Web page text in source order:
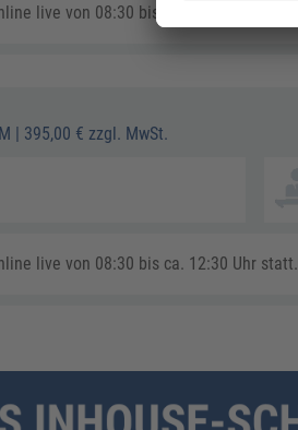
live von 08:30 bis ca. 12:30 Uhr statt.
| 395,00 € zzgl. MwSt.
live von 08:30 bis ca. 12:30 Uhr statt.